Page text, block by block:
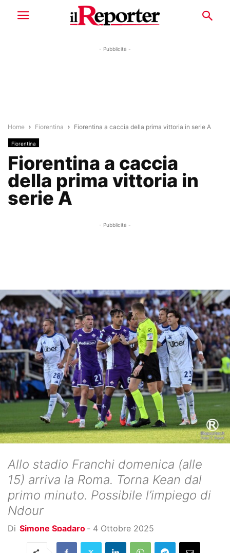
- Pubblicità -
Home Fiorentina Fiorentina a caccia della prima vittoria in serie A
Fiorentina
Fiorentina a caccia
della prima vittoria in
serie A
- Pubblicità -
Allo stadio Franchi domenica (alle
15) arriva la Roma. Torna Kean dal
primo minuto. Possibile l’impiego di
Ndour
Di Simone Spadaro - 4 Ottobre 2025